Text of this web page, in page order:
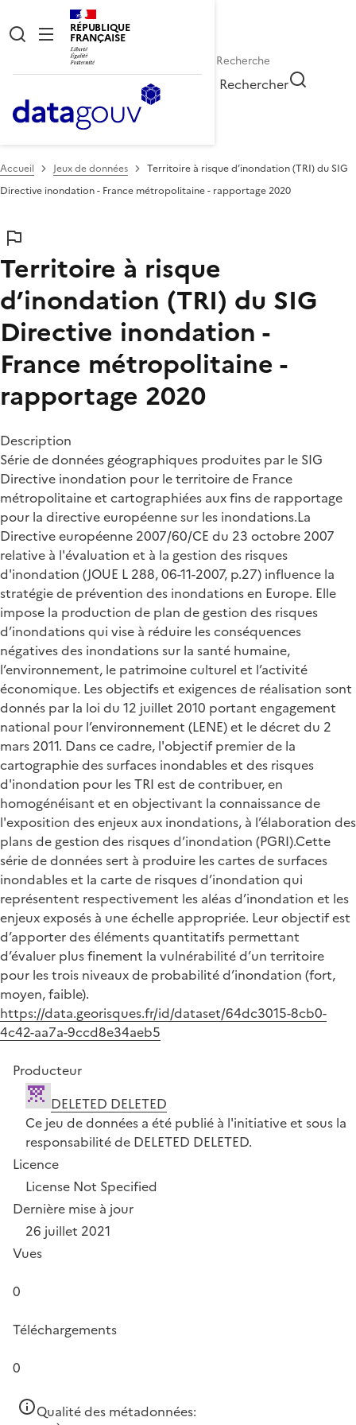
RÉPUBLIQUE
FRANÇAISE
Rechercher
Accueil Jeux de données
Territoire à risque d’inondation (TRI) du SIG
Directive inondation - France métropolitaine - rapportage 2020
Territoire à risque
d’inondation (TRI) du SIG
Directive inondation -
France métropolitaine -
rapportage 2020
Description
Série de données géographiques produites par le SIG
Directive inondation pour le territoire de France
métropolitaine et cartographiées aux fins de rapportage
pour la directive européenne sur les inondations.La
Directive européenne 2007/60/CE du 23 octobre 2007
relative à l'évaluation et à la gestion des risques
d'inondation (JOUE L 288, 06-11-2007, p.27) influence la
stratégie de prévention des inondations en Europe. Elle
impose la production de plan de gestion des risques
d’inondations qui vise à réduire les conséquences
négatives des inondations sur la santé humaine,
l’environnement, le patrimoine culturel et l’activité
économique. Les objectifs et exigences de réalisation sont
donnés par la loi du 12 juillet 2010 portant engagement
national pour l’environnement (LENE) et le décret du 2
mars 2011. Dans ce cadre, l'objectif premier de la
cartographie des surfaces inondables et des risques
d'inondation pour les TRI est de contribuer, en
homogénéisant et en objectivant la connaissance de
l'exposition des enjeux aux inondations, à l’élaboration des
plans de gestion des risques d’inondation (PGRI).Cette
série de données sert à produire les cartes de surfaces
inondables et la carte de risques d’inondation qui
représentent respectivement les aléas d’inondation et les
enjeux exposés à une échelle appropriée. Leur objectif est
d’apporter des éléments quantitatifs permettant
d’évaluer plus finement la vulnérabilité d’un territoire
pour les trois niveaux de probabilité d’inondation (fort,
moyen, faible).
https://data.georisques.fr/id/dataset/64dc3015-8cb0-
4c42-aa7a-9ccd8e34aeb5
Producteur
DELETED DELETED
Ce jeu de données a été publié à l'initiative et sous la
responsabilité de DELETED DELETED.
Licence
License Not Specified
Dernière mise à jour
26 juillet 2021
Vues
0
Téléchargements
0
Qualité des métadonnées: